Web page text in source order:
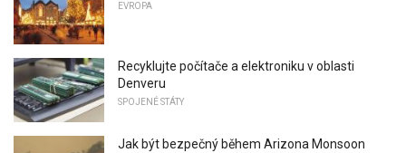
EVROPA
Recyklujte počítače a elektroniku v oblasti
Denveru
SPOJENÉ STÁTY
Jak být bezpečný během Arizona Monsoon